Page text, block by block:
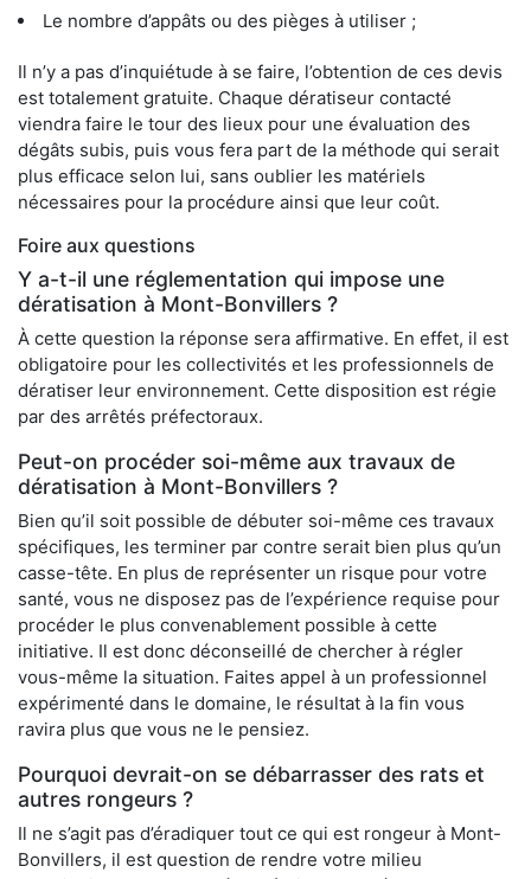
Le nombre d’appâts ou des pièges à utiliser ;
Il n’y a pas d’inquiétude à se faire, l’obtention de ces devis
est totalement gratuite. Chaque dératiseur contacté
viendra faire le tour des lieux pour une évaluation des
dégâts subis, puis vous fera part de la méthode qui serait
plus efficace selon lui, sans oublier les matériels
nécessaires pour la procédure ainsi que leur coût.
Foire aux questions
Y a-t-il une réglementation qui impose une
dératisation à Mont-Bonvillers ?
À cette question la réponse sera affirmative. En effet, il est
obligatoire pour les collectivités et les professionnels de
dératiser leur environnement. Cette disposition est régie
par des arrêtés préfectoraux.
Peut-on procéder soi-même aux travaux de
dératisation à Mont-Bonvillers ?
Bien qu’il soit possible de débuter soi-même ces travaux
spécifiques, les terminer par contre serait bien plus qu’un
casse-tête. En plus de représenter un risque pour votre
santé, vous ne disposez pas de l’expérience requise pour
procéder le plus convenablement possible à cette
initiative. Il est donc déconseillé de chercher à régler
vous-même la situation. Faites appel à un professionnel
expérimenté dans le domaine, le résultat à la fin vous
ravira plus que vous ne le pensiez.
Pourquoi devrait-on se débarrasser des rats et
autres rongeurs ?
Il ne s’agit pas d’éradiquer tout ce qui est rongeur à Mont-
Bonvillers, il est question de rendre votre milieu